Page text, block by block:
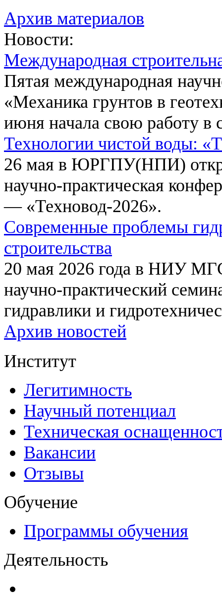
Архив материалов
Новости:
Международная
Пятая международная
«Механика грунтов в
июня начала свою работу в
Технологии чистой воды:
26 мая в ЮРГПУ(НПИ)
научно-практическая
— «Техновод-2026».
Современные проблемы
строительства
20 мая 2026 года в НИУ
научно-практический
гидравлики и
Архив новостей
Институт
Легитимность
Научный потенциал
Техническая
Вакансии
Отзывы
Обучение
Программы обучения
Деятельность